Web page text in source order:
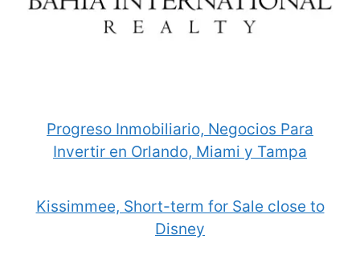
Progreso Inmobiliario, Negocios Para
Invertir en Orlando, Miami y Tampa
Kissimmee, Short-term for Sale close to
Disney